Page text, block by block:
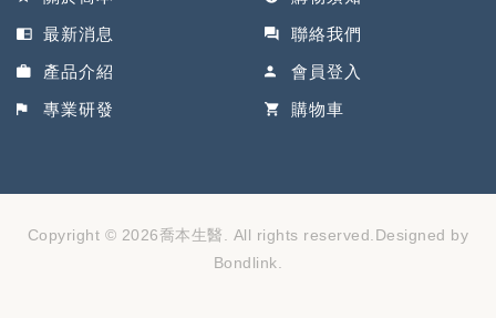
最新消息
產品介紹
專業研發
聯絡我們
會員登入
購物車
Copyright © 2026喬本生醫. All rights reserved.Designed by
Bondlink.